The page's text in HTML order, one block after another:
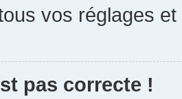
vos réglages
pas correcte !